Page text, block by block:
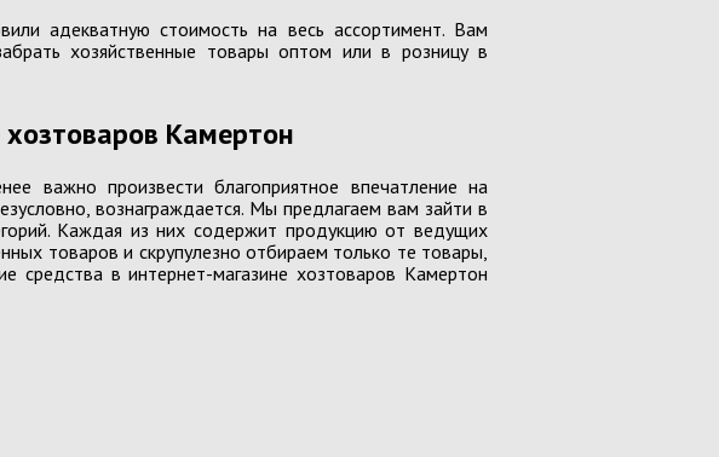
Хозтовары БЕЗ НДС
адекватную стоимость на весь ассортимент. Вам
хозяйственные товары оптом или в розницу в
Камертон
важно произвести благоприятное впечатление на
вознаграждается. Мы предлагаем вам зайти в
Каждая из них содержит продукцию от ведущих
товаров и скрупулезно отбираем только те товары,
средства в интернет-магазине хозтоваров Камертон